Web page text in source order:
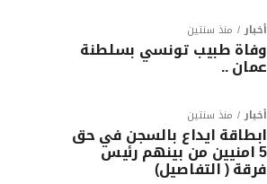
أخبار منذ سنتين
وفاة طبيب تونسي بسلطنة
عمان ..
أخبار منذ سنتين
ابطاقة ايداع بالسجن في حق
5 امنيين من بينهم رئيس
فرقة ( التفاصيل)